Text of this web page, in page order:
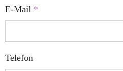
E-Mail *
Telefon